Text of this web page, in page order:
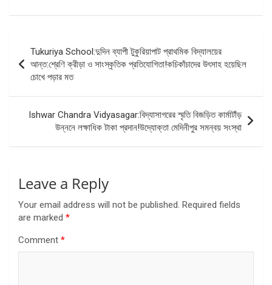
Post
navigation
Tukuriya School:দুদিন ব্যাপী টুকুরিয়াপাট প্রাথমিক বিদ্যালয়ের
আন্ত:শ্রেণি ক্রীড়া ও সাংস্কৃতিক প্রতিযোগিতা!কচিকাঁচাদের উৎসাহ হয়েছিল
চোখে পড়ার মত
Ishwar Chandra Vidyasagar:বিদ্যাসাগরের স্মৃতি বিজড়িত কার্মাটাঁড়
উন্ননে লক্ষাধিক টাকা প্রদান!উদ্যোক্তা মেদিনীপুর সমন্বয় সংস্থা
Leave a Reply
Your email address will not be published. Required fields
are marked *
Comment *